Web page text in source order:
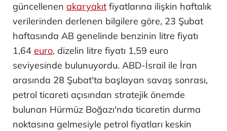
güncellenen akaryakıt fiyatlarına ilişkin haftalık
verilerinden derlenen bilgilere göre, 23 Şubat
haftasında AB genelinde benzinin litre fiyatı
1,64 euro, dizelin litre fiyatı 1,59 euro
seviyesinde bulunuyordu. ABD-İsrail ile İran
arasında 28 Şubat'ta başlayan savaş sonrası,
petrol ticareti açısından stratejik önemde
bulunan Hürmüz Boğazı'nda ticaretin durma
noktasına gelmesiyle petrol fiyatları keskin